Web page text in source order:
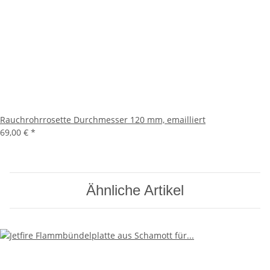
Rauchrohrrosette Durchmesser 120 mm, emailliert
69,00 € *
Ähnliche Artikel